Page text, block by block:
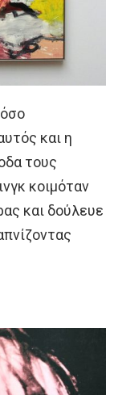
και η
τους
κοιμόταν
και δούλευε